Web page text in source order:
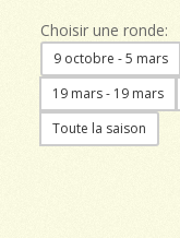
Choisir une ronde:
9 octobre - 5 mars
19 mars - 19 mars
Toute la saison